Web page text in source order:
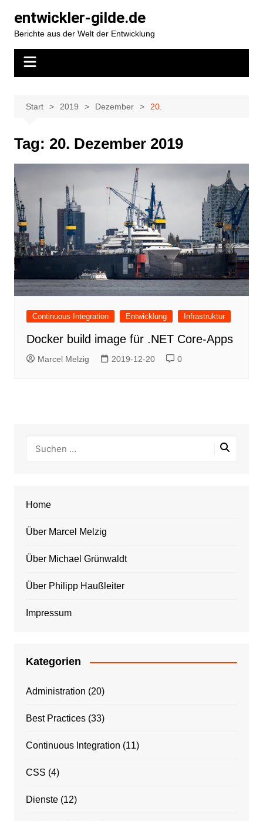
Inhalt
springen
entwickler-gilde.de
Berichte aus der Welt der Entwicklung
Start 2019 Dezember 20.
Tag: 20. Dezember 2019
Continuous Integration Entwicklung Infrastruktur
Docker build image für .NET Core-Apps
Marcel Melzig 2019-12-20 0
Home
Über Marcel Melzig
Über Michael Grünwaldt
Über Philipp Haußleiter
Impressum
Kategorien
Administration (20)
Best Practices(33)
Continuous Integration (11)
CSS (4)
Dienste(12)